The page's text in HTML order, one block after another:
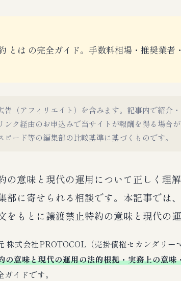
とは の完全ガイド。手数料相場・推奨業者
（アフィリエイト）を含みます。記事内で紹介
ンク経由のお申込みで当サイトが報酬を得る場合
ピード等の編集部の比較基準に基づくものです。
の意味と現代の運用について正しく
部に寄せられる相談です。本記事では
をもとに譲渡禁止特約の意味と現代の
株式会社PROTOCOL（売掛債権セカンダリー
の意味と現代の運用の法的根拠・実務上の意
イドです。